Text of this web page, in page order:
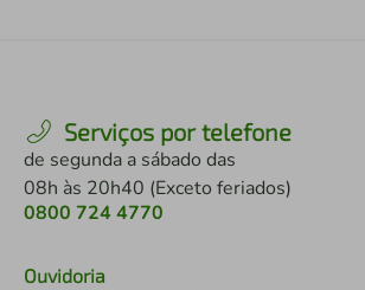
Serviços por telefone
de segunda a sábado das
08h às 20h40 (Exceto feriados)
0800 724 4770
Ouvidoria